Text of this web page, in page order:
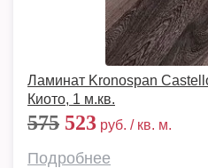
Ламинат Kronospan
Киото, 1 м.кв.
575 523 руб. / кв. м.
Подробнее